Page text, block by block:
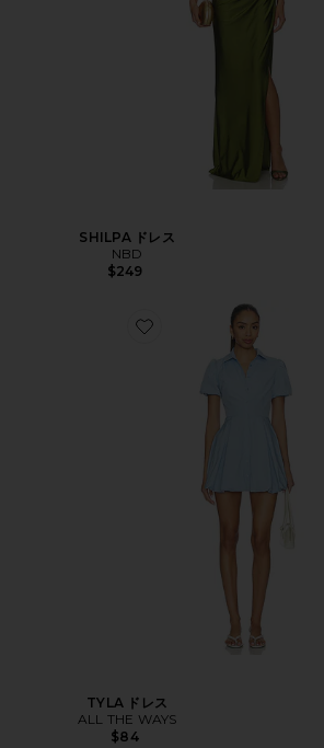
SHILPA ドレス
NBD
$249
TYLA ドレス
ALL THE WAYS
$84